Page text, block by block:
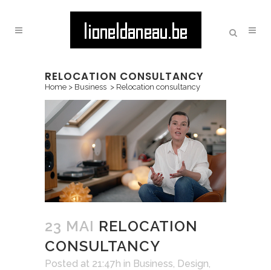
RELOCATION CONSULTANCY
Home > Business > Relocation consultancy
23 MAI RELOCATION
CONSULTANCY
Posted at 21:47h in Business Design